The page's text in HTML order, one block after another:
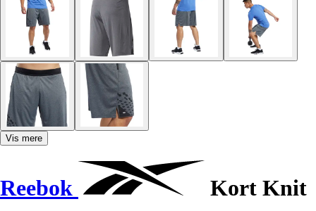
Vis mere
Reebok Kort Knit